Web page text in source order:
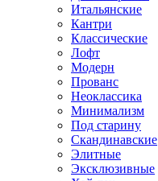
Итальянские
Кантри
Классические
Лофт
Модерн
Прованс
Неоклассика
Минимализм
Под старину
Скандинавские
Элитные
Эксклюзивные